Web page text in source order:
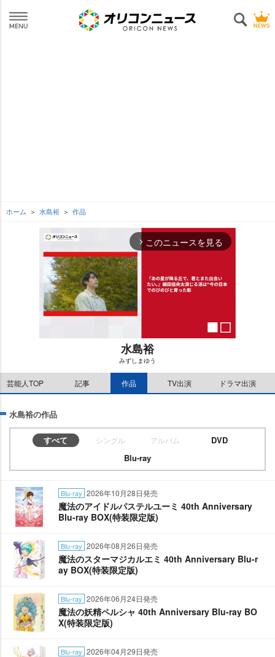
ホーム 水島裕 作品
arrow_forward_ios このニュースを見る
M
t
水島裕
みずしまゆう
芸能人TOP 記事 作品 TV出演 ドラマ出演
水島裕の作品
すべて シングル アルバム
DVD
Blu-ray
Blu-ray 2026年10月28日発売
魔法のアイドルパステルユーミ 40th Anniversary
Blu-ray BOX(特装限定版)
Blu-ray 2026年08月26日発売
魔法のスターマジカルエミ 40th Anniversary Blu-r
ay BOX(特装限定版)
Blu-ray 2026年06月24日発売
魔法の妖精ペルシャ 40th Anniversary Blu-ray BO
X(特装限定版)
Blu-ray 2026年04月29日発売